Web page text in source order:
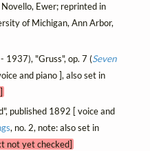
Novello, Ewer; reprinted in
of Michigan, Ann Arbor,
1937), "Gruss", op. 7 (Seven
and piano ], also set in
published 1892 [ voice and
, no. 2, note: also set in
not yet checked]